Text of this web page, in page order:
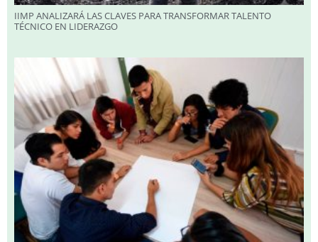
IIMP ANALIZARÁ LAS CLAVES PARA TRANSFORMAR TALENTO
TÉCNICO EN LIDERAZGO